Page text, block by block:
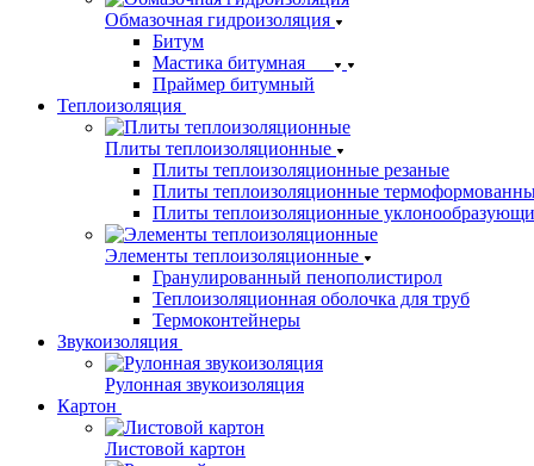
Обмазочная гидроизоляция
Битум
Мастика битумная
Праймер битумный
Теплоизоляция
Плиты теплоизоляционные
Плиты теплоизоляционные резаные
Плиты теплоизоляционные
Плиты теплоизоляционные
Элементы теплоизоляционные
Гранулированный пенополистирол
Теплоизоляционная оболочка для труб
Термоконтейнеры
Звукоизоляция
Рулонная звукоизоляция
Картон
Листовой картон